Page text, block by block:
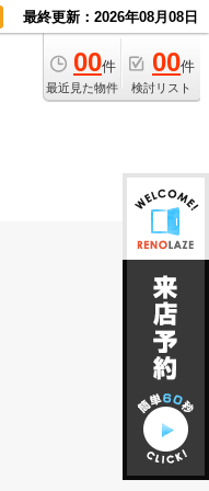
最終更新：2026年08月08日
00件
最近見た物件
00件
検討リスト